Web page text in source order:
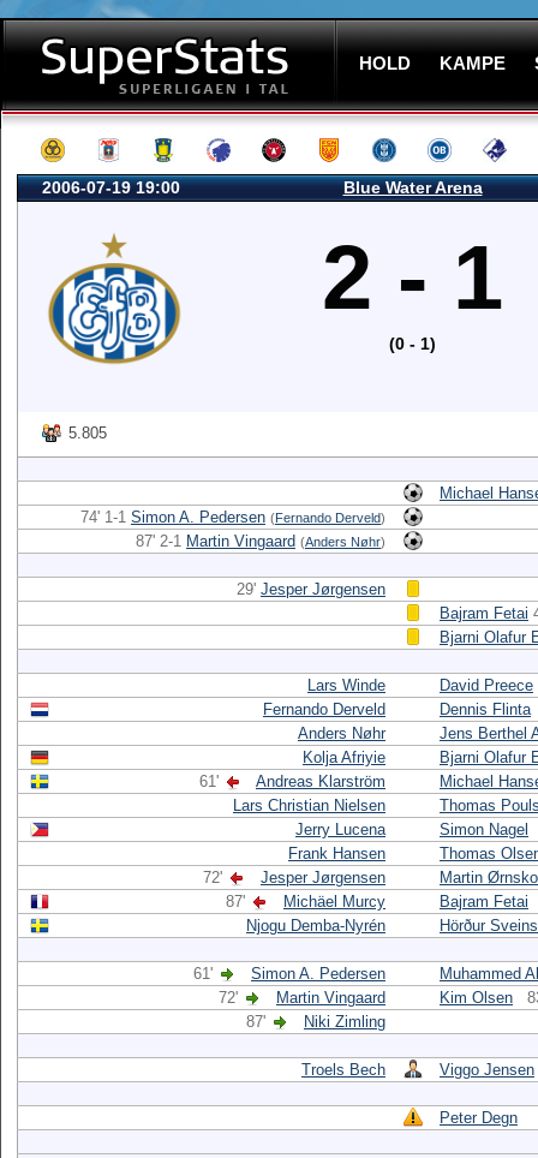
HOLD KAMPE
2006-07-19 19:00 Blue Water Arena
2 - 1
(0 - 1)
5.805
Michael
74' 1-1 Simon A. Pedersen (Fernando Derveld)
87' 2-1 Martin Vingaard (Anders Nøhr)
29' Jesper Jørgensen
Bajram Fetai
Bjarni Olafur
Lars Winde
David Preece
Fernando Derveld
Dennis Flinta
Anders Nøhr
Jens Berthel
Kolja Afriyie
Bjarni Olafur
61'
Andreas Klarström
Michael
Lars Christian Nielsen
Thomas
Jerry Lucena
Simon Nagel
Frank Hansen
Thomas
72'
Jesper Jørgensen
Martin
87'
Michäel Murcy
Bajram Fetai
Njogu Demba-Nyrén
Hörður
61' Simon A. Pedersen
Muhammed
72'
Martin Vingaard Kim Olsen
87'
Niki Zimling
Troels Bech Viggo Jensen
Peter Degn